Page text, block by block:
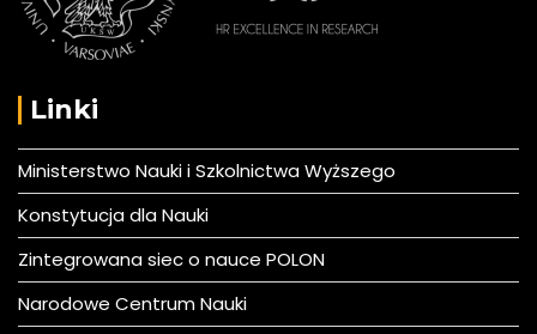
Linki
Ministerstwo Nauki i Szkolnictwa Wyższego
Konstytucja dla Nauki
Zintegrowana siec o nauce POLON
Narodowe Centrum Nauki